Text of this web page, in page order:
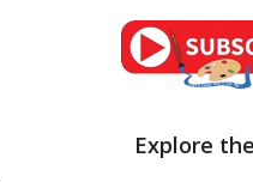
Explore